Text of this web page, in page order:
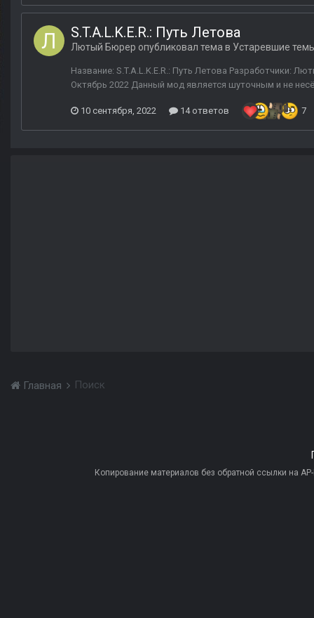
S.T.A.L.K.E.R.: Путь Летова
Лютый Бюрер опубликовал тема в Устаревшие
Название: S.T.A.L.K.E.R.: Путь Летова Разработчики:
Октябрь 2022 Данный мод является шуточным и не
10 сентября, 2022 14 ответов 7
Главная Поиск
Копирование материалов без обратной ссылки на